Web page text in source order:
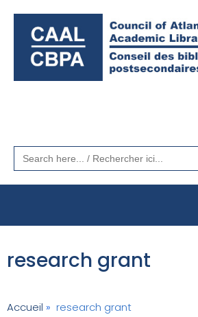
Search
for:
research grant
Accueil » research grant